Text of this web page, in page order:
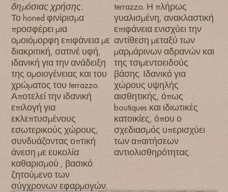
δημόσιας χρήσης.
Το honed φινίρισμα
προσφέρει μια
ομοιόμορφη επιφάνεια με
διακριτική, σατινέ υφή,
ιδανική για την ανάδειξη
της ομοιογένειας και του
χρώματος του terrazzo.
Αποτελεί την ιδανική
επιλογή για
εκλεπτυσμένους
εσωτερικούς χώρους,
συνδυάζοντας οπτική
άνεση με ευκολία
καθαρισμού , βασικό
ζητούμενο των
σύγχρονων εφαρμογών.
terrazzo. Η πλήρως
γυαλισμένη, ανακλαστική
επιφάνεια ενισχύει την
αντίθεση μεταξύ των
μαρμάρινων αδρανών και
της τσιμεντοειδούς
βάσης. Ιδανικό για
χώρους υψηλής
αισθητικής, όπως
boutiques και ιδιωτικές
κατοικίες, όπου ο
σχεδιασμός υπερισχύει
των απαιτήσεων
αντιολισθηρότητας.